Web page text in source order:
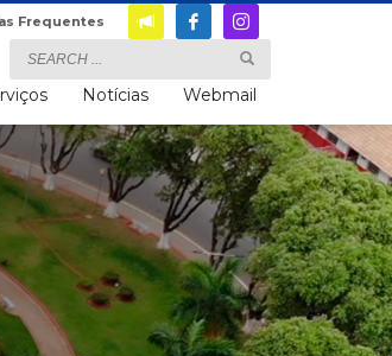
Frequentes
Notícias Webmail